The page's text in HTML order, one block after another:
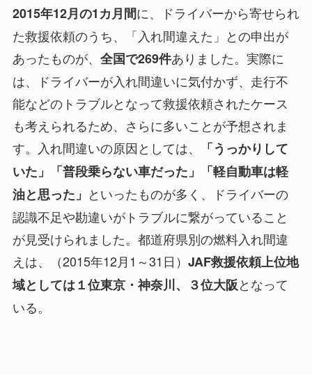
2015年12月の1カ月間に、ドライバーから寄せられ
た救援依頼のうち、「入れ間違えた」との申出が
あったものが、 全国で269件ありました。実際に
は、ドライバーが入れ間違いに気付かず、走行不
能などのトラブルとなって救援依頼されたケース
も考えられるため、さらに多いことが予想されま
す。入れ間違いの原因としては、
「うっかりして
いた」「普段乗らない車だった」「軽自動車は軽
油と思った」 といったものが多く、ドライバーの
認識不足や勘違いがトラブルに繋がっていること
が見受けられました。都道府県別の燃料入れ間違
えは、（2015年12月1～31日） JAF救援依頼上位地
域としては１位東京・神奈川、３位大阪となって
いる。